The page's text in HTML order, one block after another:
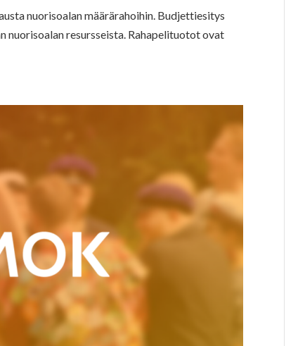
nuorisoalan määrärahoihin. Budjettiesitys
nuorisoalan resursseista. Rahapelituotot ovat